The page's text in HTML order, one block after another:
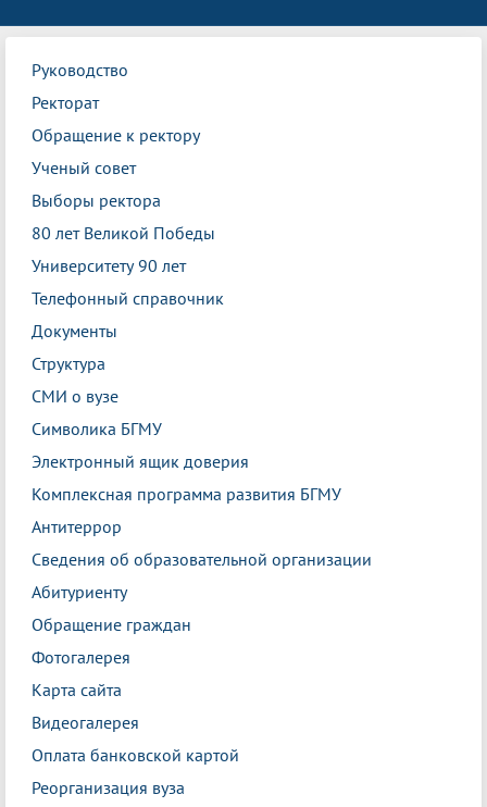
Руководство
Ректорат
Обращение к ректору
Ученый совет
Выборы ректора
80 лет Великой Победы
Университету 90 лет
Телефонный справочник
Документы
Структура
СМИ о вузе
Символика БГМУ
Электронный ящик доверия
Комплексная программа развития БГМУ
Антитеррор
Сведения об образовательной организации
Абитуриенту
Обращение граждан
Фотогалерея
Карта сайта
Видеогалерея
Оплата банковской картой
Реорганизация вуза